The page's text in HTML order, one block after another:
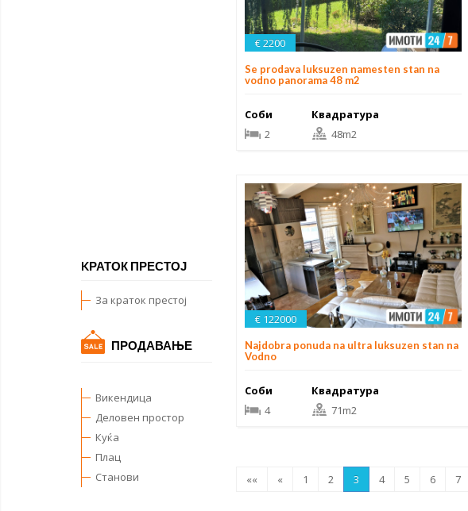
KРАТОК ПРЕСТОЈ
За краток престој
ПРОДАВАЊЕ
Викендица
Деловен простор
Куќа
Плац
Станови
€ 2200
Se prodava luksuzen namesten stan na
vodno panorama 48 m2
Соби
2
Квадратура
48m2
€ 122000
Najdobra ponuda na ultra luksuzen stan na
Vodno
Соби
4
Квадратура
71m2
«« « 1 2 3 4 5 6 7